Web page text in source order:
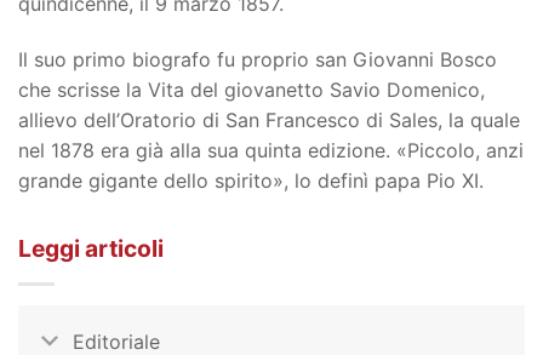
Il suo primo biografo fu proprio san Giovanni Bosco
che scrisse la Vita del giovanetto Savio Domenico,
allievo dell’Oratorio di San Francesco di Sales, la quale
nel 1878 era già alla sua quinta edizione. «Piccolo, anzi
grande gigante dello spirito», lo definì papa Pio XI.
Leggi articoli
Editoriale